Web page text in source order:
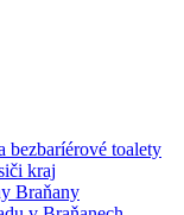
bezbaríérové toalety
kraj
Braňany